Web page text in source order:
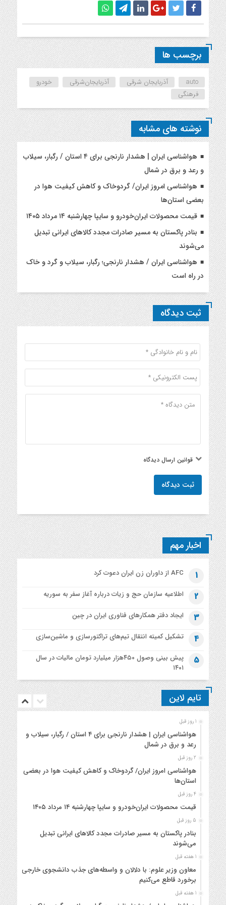
برچسب ها
auto آذربایجان شرقی آذربایجان‌شرقی
خودرو
فرهنگی
نوشته های مشابه
هواشناسی ایران | هشدار نارنجی برای ۴ استان / رگبار، سیلاب
و رعد و برق در شمال
هواشناسی امروز ایران/ گردوخاک و کاهش کیفیت هوا در
بعضی استان‌ها
قیمت محصولات ایران‌خودرو و سایپا چهارشنبه ۱۴ مرداد ۱۴۰۵
بنادر پاکستان به مسیر صادرات مجدد کالاهای ایرانی تبدیل
می‌شوند
هواشناسی ایران / هشدار نارنجی؛ رگبار، سیلاب و گرد و خاک
در راه است
ثبت دیدگاه
قوانین ارسال دیدگاه
ثبت دیدگاه
اخبار مهم
1 AFC از داوران زن ایران دعوت کرد
2 اطلاعیه‌ سازمان حج و زیات درباره آغاز سفر به سوریه
3 ایجاد دفتر همکارهای فناوری ایران در چین
4 تشکیل کمیته انتقال تیم‌های تراکتورسازی و ماشین‌سازی
5
پیش بینی وصول ۴۵۰هزار میلیارد تومان مالیات در سال
۱۴۰۱
تایم لاین
1 روز قبل
هواشناسی ایران | هشدار نارنجی برای ۴ استان / رگبار، سیلاب و
رعد و برق در شمال
2 روز قبل
هواشناسی امروز ایران/ گردوخاک و کاهش کیفیت هوا در بعضی
استان‌ها
4 روز قبل
قیمت محصولات ایران‌خودرو و سایپا چهارشنبه ۱۴ مرداد ۱۴۰۵
5 روز قبل
بنادر پاکستان به مسیر صادرات مجدد کالاهای ایرانی تبدیل
می‌شوند
1 هفته قبل
معاون وزیر علوم: با دلالان و واسطه‌های جذب دانشجوی خارجی
برخورد قاطع می‌کنیم
1 هفته قبل